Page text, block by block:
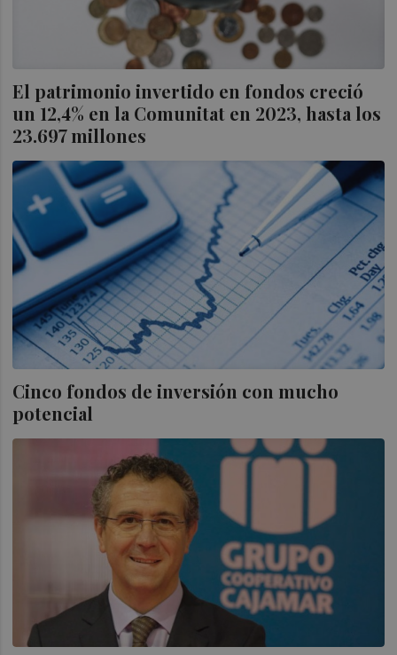
El patrimonio invertido en fondos creció
un 12,4% en la Comunitat en 2023, hasta los
23.697 millones
Cinco fondos de inversión con mucho
potencial